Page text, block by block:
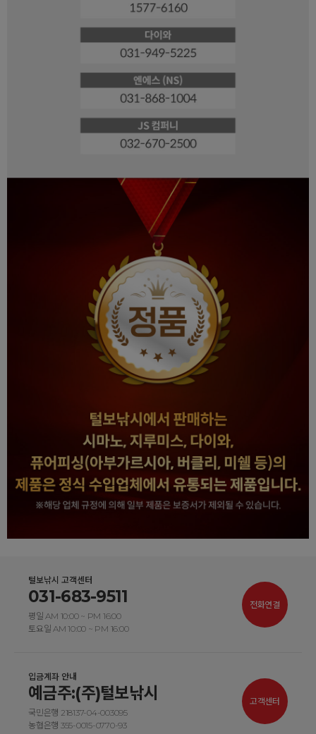
털보낚시 고객센터
031-683-9511
평일 AM 10:00 ~ PM 16:00
토요일 AM 10:00 ~ PM 16:00
전화연결
입금계좌 안내
예금주:(주)털보낚시
국민은행 218137-04-003095
농협은행 355-0015-0770-93
고객센터